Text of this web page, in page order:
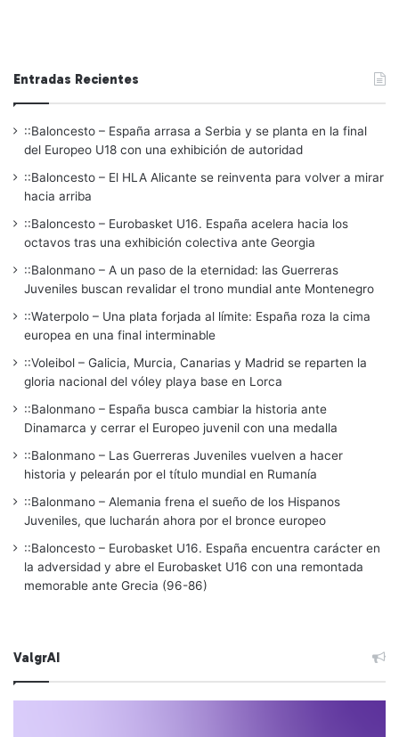
Entradas Recientes
::Baloncesto – España arrasa a Serbia y se planta en la final
del Europeo U18 con una exhibición de autoridad
::Baloncesto – El HLA Alicante se reinventa para volver a mirar
hacia arriba
::Baloncesto – Eurobasket U16. España acelera hacia los
octavos tras una exhibición colectiva ante Georgia
::Balonmano – A un paso de la eternidad: las Guerreras
Juveniles buscan revalidar el trono mundial ante Montenegro
::Waterpolo – Una plata forjada al límite: España roza la cima
europea en una final interminable
::Voleibol – Galicia, Murcia, Canarias y Madrid se reparten la
gloria nacional del vóley playa base en Lorca
::Balonmano – España busca cambiar la historia ante
Dinamarca y cerrar el Europeo juvenil con una medalla
::Balonmano – Las Guerreras Juveniles vuelven a hacer
historia y pelearán por el título mundial en Rumanía
::Balonmano – Alemania frena el sueño de los Hispanos
Juveniles, que lucharán ahora por el bronce europeo
::Baloncesto – Eurobasket U16. España encuentra carácter en
la adversidad y abre el Eurobasket U16 con una remontada
memorable ante Grecia (96-86)
ValgrAI